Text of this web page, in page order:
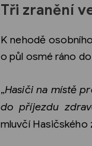
Tři zranění
K nehodě
o půl osmé ráno
„Hasiči na místě
do příjezdu
mluvčí Hasičského